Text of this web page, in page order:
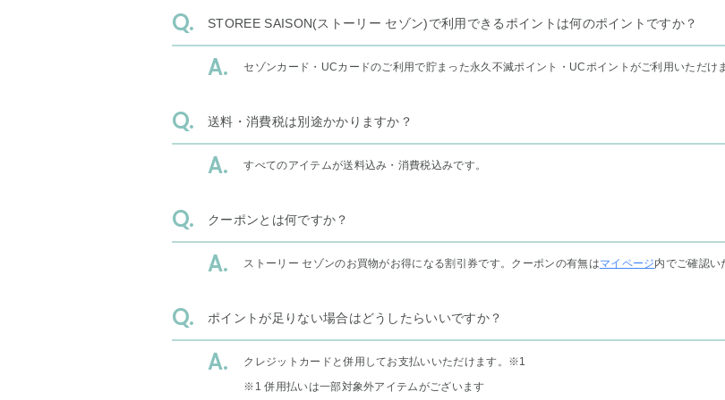
STOREE SAISON(ストーリー セゾン)で利用できるポイントは何のポイントですか？
セゾンカード・UCカードのご利用で貯まった永久不滅ポイント・UCポイントがご利用いただけ
送料・消費税は別途かかりますか？
すべてのアイテムが送料込み・消費税込みです。
クーポンとは何ですか？
ストーリー セゾンのお買物がお得になる割引券です。クーポンの有無はマイページ内でご確認い
ポイントが足りない場合はどうしたらいいですか？
クレジットカードと併用してお支払いいただけます。 ※1
※1 併用払いは一部対象外アイテムがございます